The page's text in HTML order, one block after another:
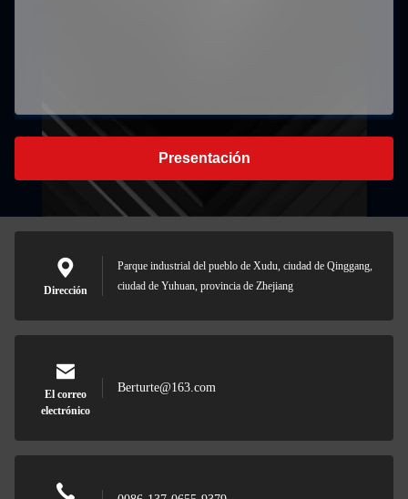
Presentación
Dirección
Parque industrial del pueblo de Xudu, ciudad de Qinggang,
ciudad de Yuhuan, provincia de Zhejiang
El correo
electrónico
Berturte@163.com